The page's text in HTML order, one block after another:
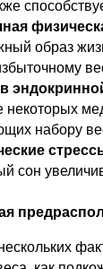
образ
набору
сон